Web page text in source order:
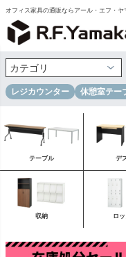
オフィス家具の通販ならアール・エフ・ヤ
レジカウンター 休憩室テー
テーブル デ
収納 ロ